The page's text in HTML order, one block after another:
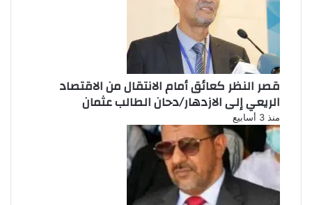
قصر النظر كعائق أمام الانتقال من الاقتصاد
الريعي إلى الازدهار/دحان الطالب عثمان
منذ 3 أسابيع